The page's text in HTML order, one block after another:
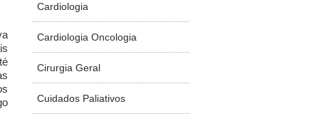
Cardiologia
Cardiologia Oncologia
Cirurgia Geral
Cuidados Paliativos